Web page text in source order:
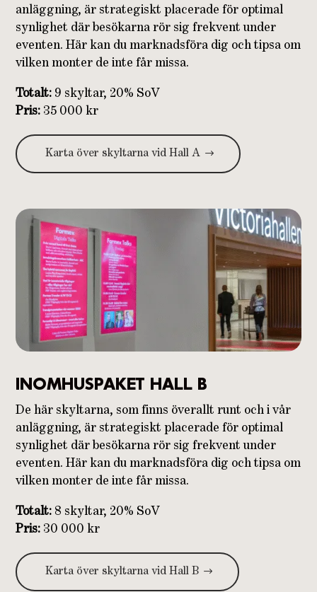
anläggning, är strategiskt placerade för optimal
synlighet där besökarna rör sig frekvent under
eventen. Här kan du marknadsföra dig och tipsa om
vilken monter de inte får missa.
Totalt: 9 skyltar, 20% SoV
Pris: 35 000 kr
Karta över skyltarna vid Hall A
INOMHUSPAKET HALL B
De här skyltarna, som finns överallt runt och i vår
anläggning, är strategiskt placerade för optimal
synlighet där besökarna rör sig frekvent under
eventen. Här kan du marknadsföra dig och tipsa om
vilken monter de inte får missa.
Totalt: 8 skyltar, 20% SoV
Pris: 30 000 kr
Karta över skyltarna vid Hall B